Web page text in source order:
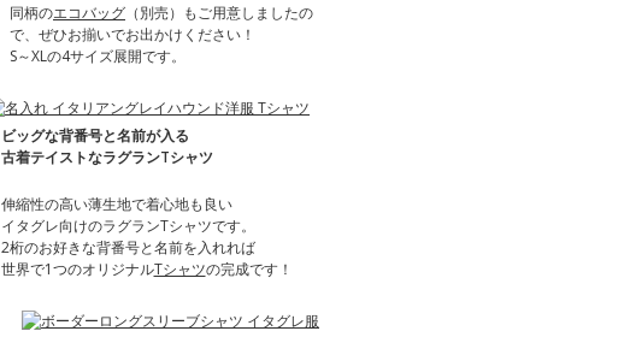
同柄のエコバッグ （別売）もご用意しましたの
で、ぜひお揃いでお出かけください！
S～XLの4サイズ展開です。
ビッグな背番号と名前が入る
古着テイストなラグランTシャツ
伸縮性の高い薄生地で着心地も良い
イタグレ向けのラグランTシャツです。
2桁のお好きな背番号と名前を入れれば
世界で1つのオリジナルTシャツの完成です！